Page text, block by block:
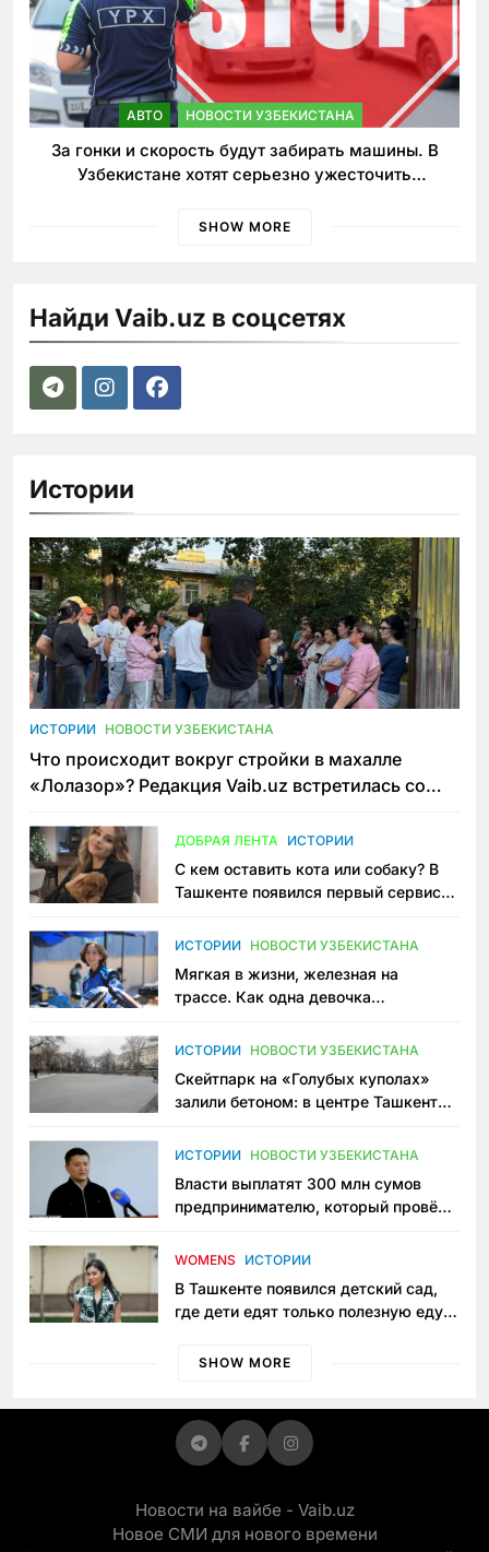
АВТО НОВОСТИ УЗБЕКИСТАНА
За гонки и скорость будут забирать машины. В
Узбекистане хотят серьезно ужесточить
SHOW MORE
Найди Vaib.uz в соцсетях
Истории
ИСТОРИИ НОВОСТИ УЗБЕКИСТАНА
Что происходит вокруг стройки в махалле
«Лолазор»? Редакция Vaib.uz встретилась со
ДОБРАЯ ЛЕНТА ИСТОРИИ
С кем оставить кота или собаку? В
Ташкенте появился первый сервис
ИСТОРИИ НОВОСТИ УЗБЕКИСТАНА
Мягкая в жизни, железная на
трассе. Как одна девочка
Узбекистане
ИСТОРИИ НОВОСТИ УЗБЕКИСТАНА
Скейтпарк на «Голубых куполах»
залили бетоном: в центре Ташкента
пространство
ИСТОРИИ НОВОСТИ УЗБЕКИСТАНА
Власти выплатят 300 млн сумов
предпринимателю, который провёл
приговору
WOMENS ИСТОРИИ
В Ташкенте появился детский сад,
где дети едят только полезную еду.
просить «кашу без сахара»
SHOW MORE
Новости на вайбе - Vaib.uz
Новое СМИ для нового времени